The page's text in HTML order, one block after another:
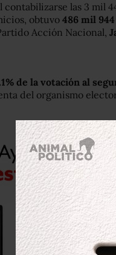
contabilizarse las 3 mil
obtuvo 486 mil
Acción Nacional,
de la votación al
del organismo